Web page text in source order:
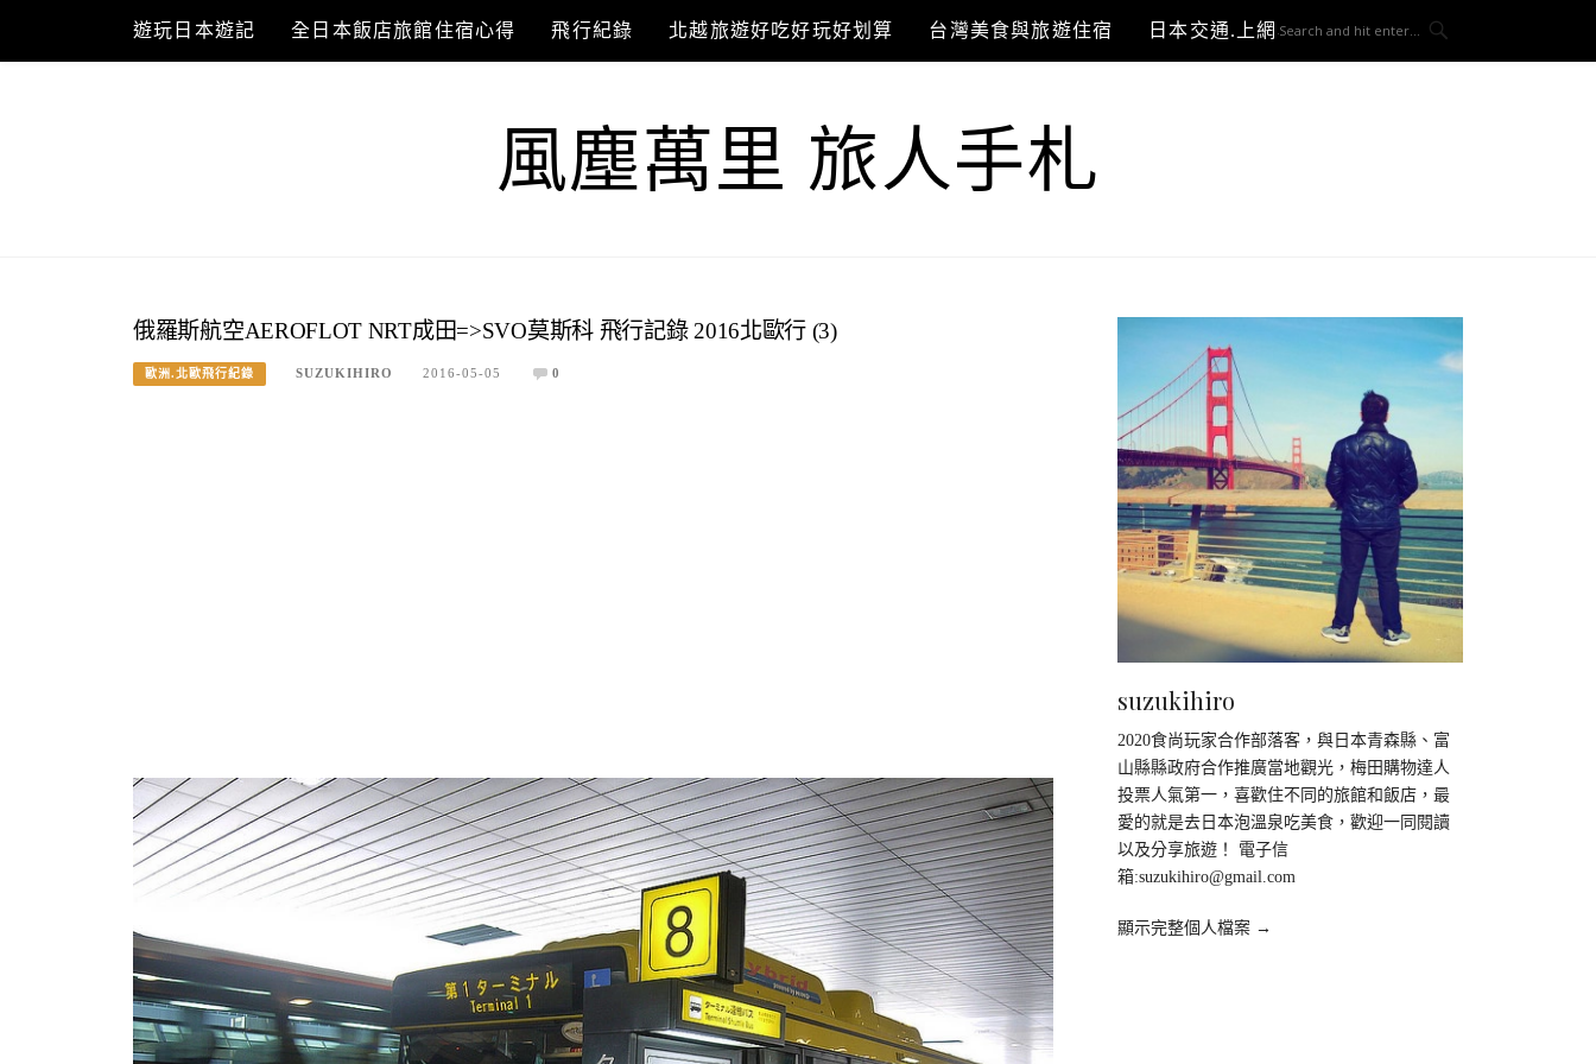
content
遊玩日本遊記 全日本飯店旅館住宿心得 飛行紀錄 北越旅遊好吃好玩好划算 台灣美食與旅遊住宿 日本交通.上網與3C開箱
風塵萬里 旅人手札
俄羅斯航空AEROFLOT NRT成田=>SVO莫斯科 飛行記錄 2016北歐行 (3)
歐洲.北歐飛行紀錄 SUZUKIHIRO 2016-05-05 0
suzukihiro
2020食尚玩家合作部落客，與日本青森縣、富
山縣縣政府合作推廣當地觀光，梅田購物達人
投票人氣第一，喜歡住不同的旅館和飯店，最
愛的就是去日本泡溫泉吃美食，歡迎一同閱讀
以及分享旅遊！ 電子信
箱:suzukihiro@gmail.com
顯示完整個人檔案 →